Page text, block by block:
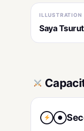
ILLUSTRATION
Saya
●